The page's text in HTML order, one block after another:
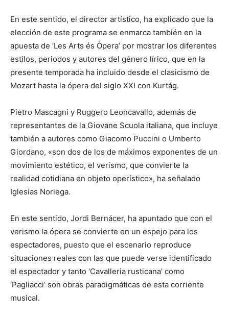
En este sentido, el director artístico, ha explicado que la
elección de este programa se enmarca también en la
apuesta de ‘Les Arts és Òpera’ por mostrar los diferentes
estilos, periodos y autores del género lírico, que en la
presente temporada ha incluido desde el clasicismo de
Mozart hasta la ópera del siglo XXI con Kurtág.
Pietro Mascagni y Ruggero Leoncavallo, además de
representantes de la Giovane Scuola italiana, que incluye
también a autores como Giacomo Puccini o Umberto
Giordano, «son dos de los de máximos exponentes de un
movimiento estético, el verismo, que convierte la
realidad cotidiana en objeto operístico», ha señalado
Iglesias Noriega.
En este sentido, Jordi Bernácer, ha apuntado que con el
verismo la ópera se convierte en un espejo para los
espectadores, puesto que el escenario reproduce
situaciones reales con las que puede verse identificado
el espectador y tanto ‘Cavalleria rusticana’ como
‘Pagliacci’ son obras paradigmáticas de esta corriente
musical.